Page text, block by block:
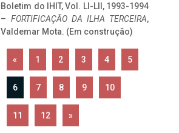
Boletim do IHIT, Vol. LI-LII, 1993-1994
– FORTIFICAÇÃO DA ILHA TERCEIRA,
Valdemar Mota. (Em construção)
« 1 2 3 4 5
6 7 8 9 10
11 12 »